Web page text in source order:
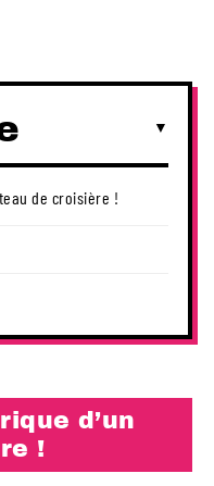
de croisière !
d’un
!